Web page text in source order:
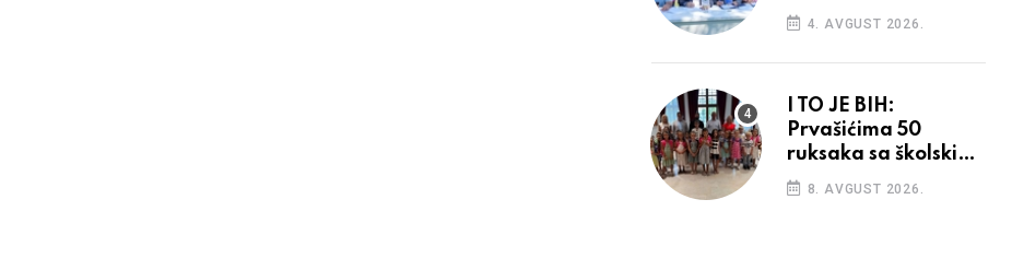
4. AVGUST 2026.
I TO JE BIH:
Prvašićima 50
ruksaka sa školskim
priborom
8. AVGUST 2026.